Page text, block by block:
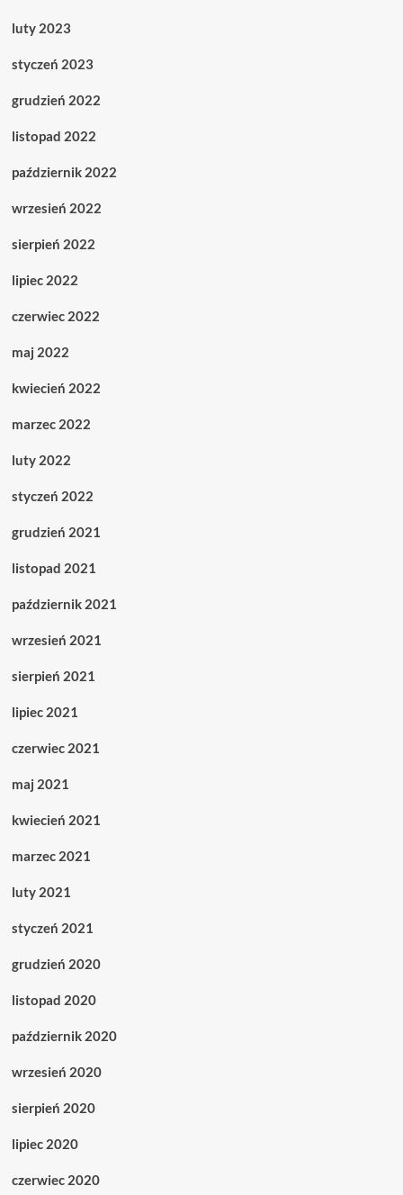
luty 2023
styczeń 2023
grudzień 2022
listopad 2022
październik 2022
wrzesień 2022
sierpień 2022
lipiec 2022
czerwiec 2022
maj 2022
kwiecień 2022
marzec 2022
luty 2022
styczeń 2022
grudzień 2021
listopad 2021
październik 2021
wrzesień 2021
sierpień 2021
lipiec 2021
czerwiec 2021
maj 2021
kwiecień 2021
marzec 2021
luty 2021
styczeń 2021
grudzień 2020
listopad 2020
październik 2020
wrzesień 2020
sierpień 2020
lipiec 2020
czerwiec 2020